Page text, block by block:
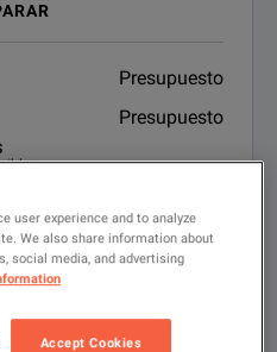
Presupuesto
Presupuesto
user experience and to analyze
We also share information about
social media, and advertising
Accept Cookies